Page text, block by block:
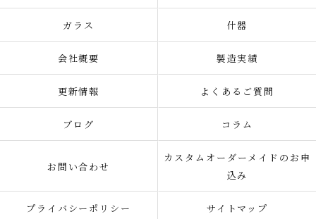
ガラス 什器
会社概要 製造実績
更新情報 よくあるご質問
ブログ コラム
お問い合わせ
カスタムオーダーメイドのお申
込み
プライバシーポリシー サイトマップ